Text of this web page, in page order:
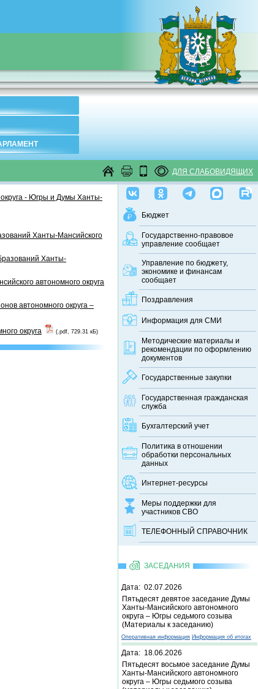
ДЛЯ СЛАБОВИДЯЩИХ
Бюджет
Государственно-правовое
управление сообщает
Управление по бюджету,
экономике и финансам
сообщает
Поздравления
Информация для СМИ
Методические материалы и
рекомендации по оформлению
документов
Государственные закупки
Государственная гражданская
служба
Бухгалтерский учет
Политика в отношении
обработки персональных
данных
Интернет-ресурсы
Меры поддержки для
участников СВО
ТЕЛЕФОННЫЙ CПРАВОЧНИК
ЗАСЕДАНИЯ
Дата: 02.07.2026
Пятьдесят девятое заседание Думы
Ханты-Мансийского автономного
округа – Югры седьмого созыва
(Материалы к заседанию)
Оперативная информация Информация об итогах
Дата: 18.06.2026
Пятьдесят восьмое заседание Думы
Ханты-Мансийского автономного
округа – Югры седьмого созыва
округа - Югры и Думы Ханты-
Ханты-Мансийского
Ханты-
автономного округа
автономного округа –
округа
(.pdf, 729.31 кБ)